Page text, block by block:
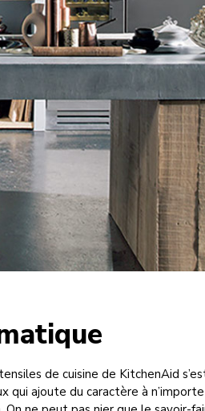
de cuisine de KitchenAid
qui ajoute du caractère à